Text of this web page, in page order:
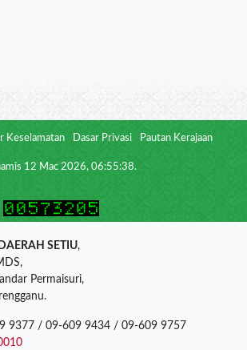
Keselamatan Dasar Privasi Pautan Kerajaan
12 Mac 2026, 06:55:38.
SETIU,
Permaisuri,
9377 / 09-609 9434 / 09-609 9757